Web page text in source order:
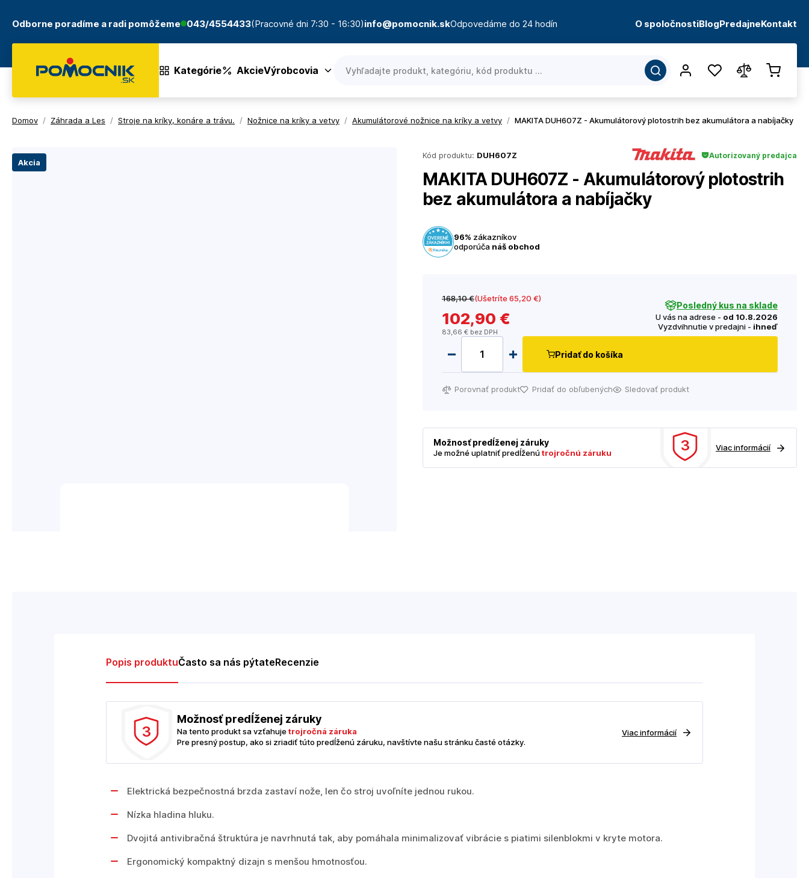
Odborne poradíme a radi pomôžeme 043/4554433(Pracovné dni 7:30 - 16:30)info@pomocnik.skOdpovedáme do 24 hodín O spoločnostiBlogPredajneKontakt
Kategórie AkcieVýrobcovia
Domov / Záhrada a Les / Stroje na kríky, konáre a trávu. / Nožnice na kríky a vetvy / Akumulátorové nožnice na kríky a vetvy / MAKITA DUH607Z - Akumulátorový plotostrih bez akumulátora a nabíjačky
Akcia
Kód produktu: DUH607Z Autorizovaný predajca
MAKITA DUH607Z - Akumulátorový plotostrih
bez akumulátora a nabíjačky
96% zákazníkov
odporúča náš obchod
168,10 €(Ušetríte 65,20 €)
102,90 €
83,66 € bez DPH
Posledný kus na sklade
U vás na adrese - od 10.8.2026
Vyzdvihnutie v predajni - ihneď
Pridať do košíka
Porovnať produkt Pridať do obľubených Sledovať produkt
Možnosť predĺženej záruky
Je možné uplatniť predĺženútrojročnú záruku 3 Viac informácií
Popis produktuČasto sa nás pýtateRecenzie
3
Možnosť predĺženej záruky
Na tento produkt sa vzťahujetrojročná záruka
Pre presný postup, ako si zriadiť túto predĺženú záruku, navštívte našu stránku časté otázky.
Viac informácií
Elektrická bezpečnostná brzda zastaví nože, len čo stroj uvoľníte jednou rukou.
Nízka hladina hluku.
Dvojitá antivibračná štruktúra je navrhnutá tak, aby pomáhala minimalizovať vibrácie s piatimi silenblokmi v kryte motora.
Ergonomický kompaktný dizajn s menšou hmotnosťou.